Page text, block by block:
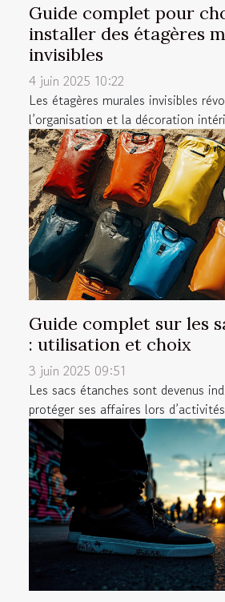
Guide complet pour
installer des étagères
invisibles
4 juin 2025 10:22
Les étagères murales invisibles
l’organisation et la décoration
Guide complet sur les
: utilisation et choix
3 juin 2025 09:51
Les sacs étanches sont devenus
protéger ses affaires lors